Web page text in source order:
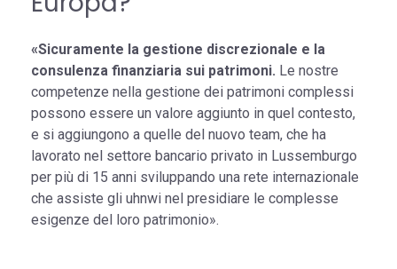
«Sicuramente la gestione discrezionale e la
consulenza finanziaria sui patrimoni. Le nostre
competenze nella gestione dei patrimoni complessi
possono essere un valore aggiunto in quel contesto,
e si aggiungono a quelle del nuovo team, che ha
lavorato nel settore bancario privato in Lussemburgo
per più di 15 anni sviluppando una rete internazionale
che assiste gli uhnwi nel presidiare le complesse
esigenze del loro patrimonio».